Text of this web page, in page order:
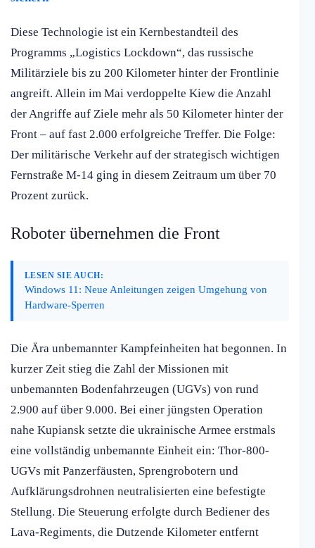
Diese Technologie ist ein Kernbestandteil des
Programms „Logistics Lockdown“, das russische
Militärziele bis zu 200 Kilometer hinter der Frontlinie
angreift. Allein im Mai verdoppelte Kiew die Anzahl
der Angriffe auf Ziele mehr als 50 Kilometer hinter der
Front – auf fast 2.000 erfolgreiche Treffer. Die Folge:
Der militärische Verkehr auf der strategisch wichtigen
Fernstraße M-14 ging in diesem Zeitraum um über 70
Prozent zurück.
Roboter übernehmen die Front
LESEN SIE AUCH:
Windows 11: Neue Anleitungen zeigen Umgehung von
Hardware-Sperren
Die Ära unbemannter Kampfeinheiten hat begonnen. In
kurzer Zeit stieg die Zahl der Missionen mit
unbemannten Bodenfahrzeugen (UGVs) von rund
2.900 auf über 9.000. Bei einer jüngsten Operation
nahe Kupiansk setzte die ukrainische Armee erstmals
eine vollständig unbemannte Einheit ein: Thor-800-
UGVs mit Panzerfäusten, Sprengrobotern und
Aufklärungsdrohnen neutralisierten eine befestigte
Stellung. Die Steuerung erfolgte durch Bediener des
Lava-Regiments, die Dutzende Kilometer entfernt